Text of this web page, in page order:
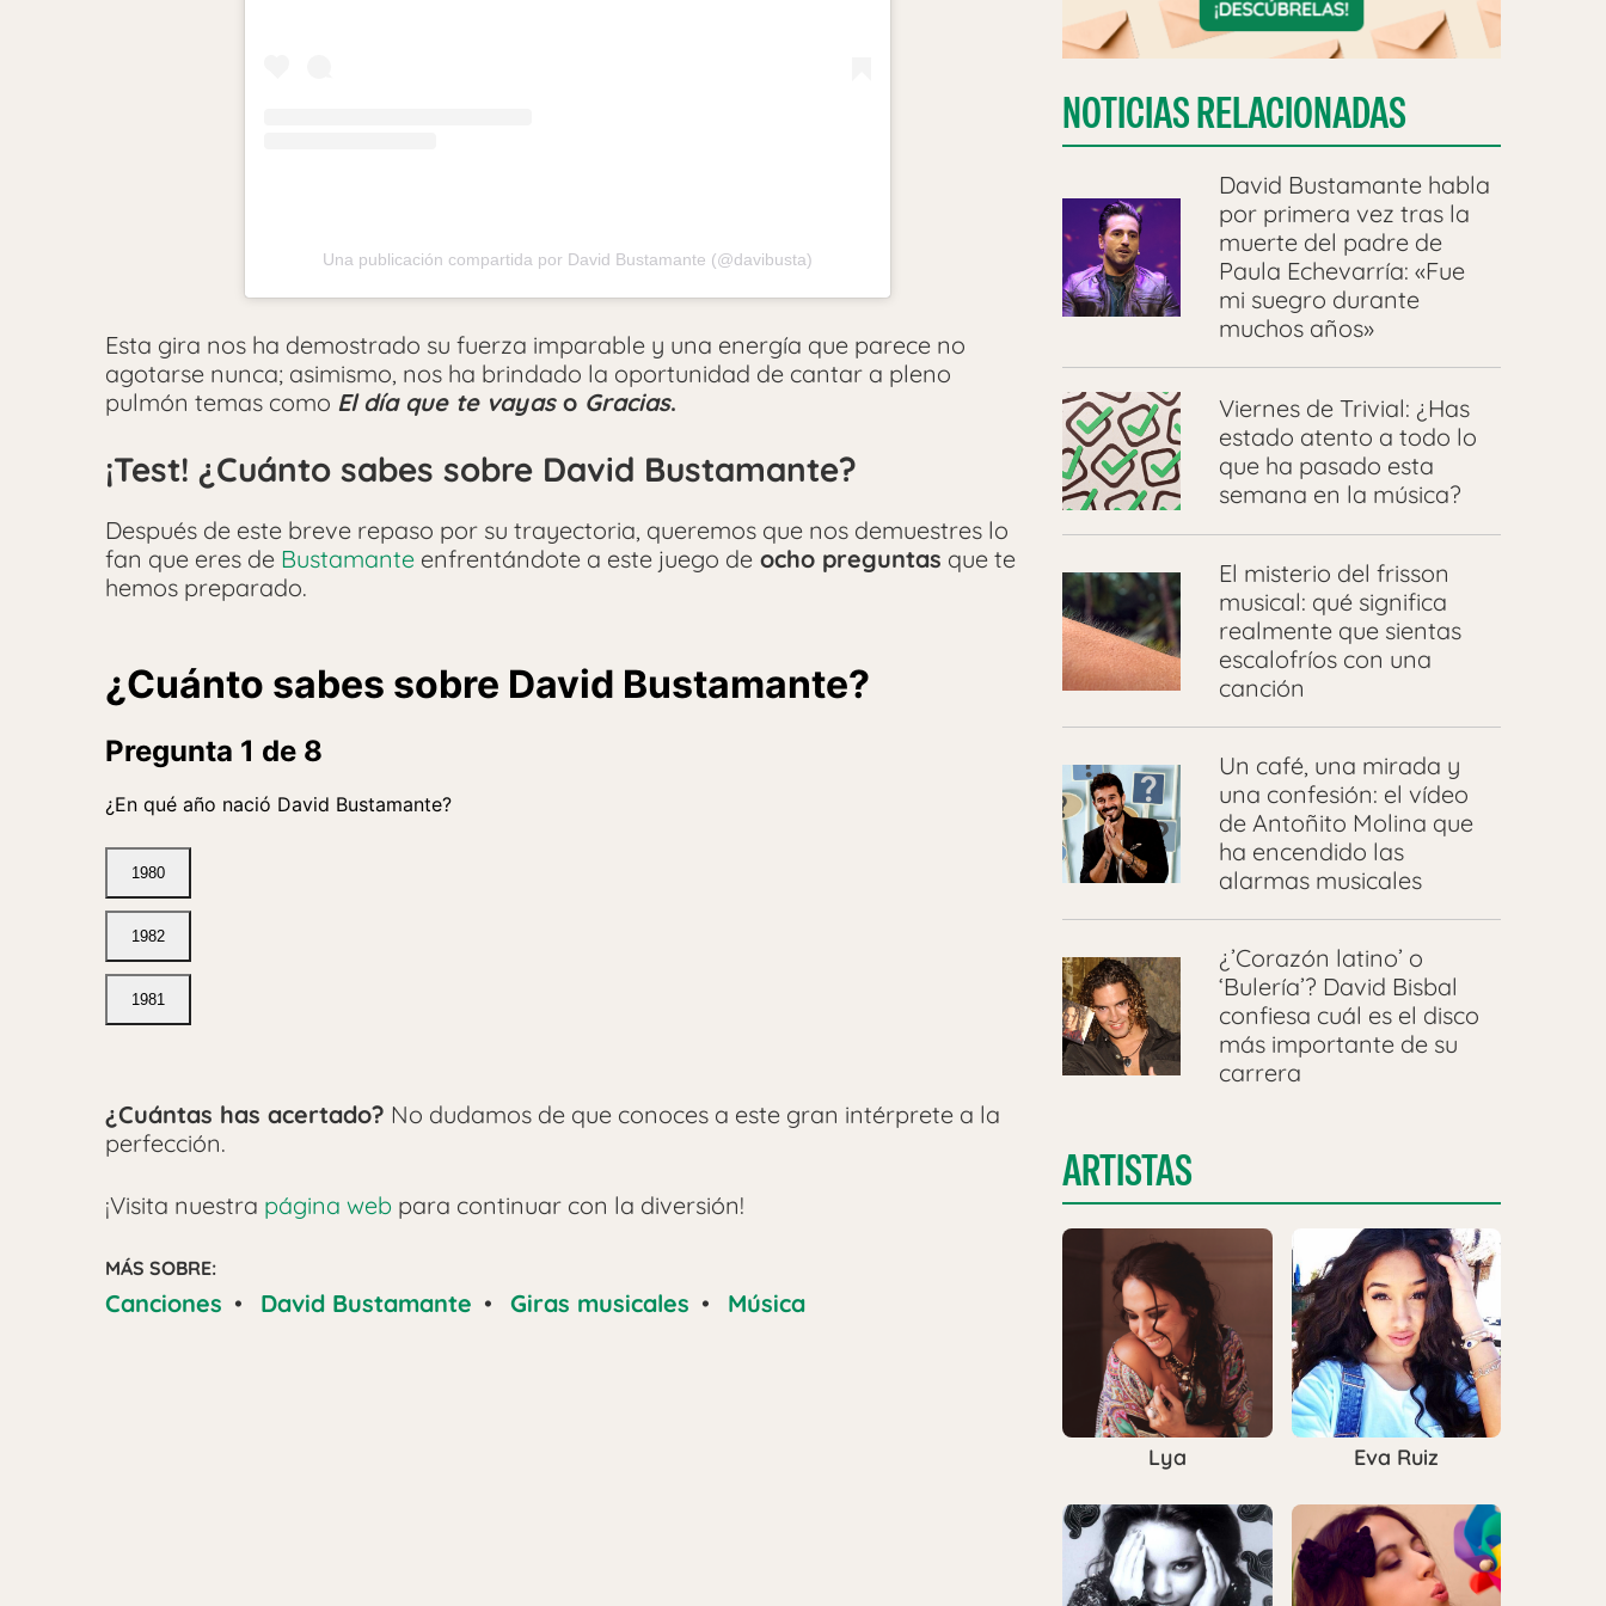
Una publicación compartida por David Bustamante (@davibusta)
Esta gira nos ha demostrado su fuerza imparable y una energía que parece no
agotarse nunca; asimismo, nos ha brindado la oportunidad de cantar a pleno
pulmón temas como El día que te vayaso Gracias.
¡Test! ¿Cuánto sabes sobre David Bustamante?
Después de este breve repaso por su trayectoria, queremos que nos demuestres lo
fan que eres de Bustamante enfrentándote a este juego de ocho preguntas que te
hemos preparado.
¿Cuántas has acertado? No dudamos de que conoces a este gran intérprete a la
perfección.
¡Visita nuestra página web para continuar con la diversión!
MÁS SOBRE:
Canciones • David Bustamante • Giras musicales • Música
NOTICIAS RELACIONADAS
David Bustamante habla
por primera vez tras la
muerte del padre de
Paula Echevarría: «Fue
mi suegro durante
muchos años»
Viernes de Trivial: ¿Has
estado atento a todo lo
que ha pasado esta
semana en la música?
El misterio del frisson
musical: qué significa
realmente que sientas
escalofríos con una
canción
Un café, una mirada y
una confesión: el vídeo
de Antoñito Molina que
ha encendido las
alarmas musicales
¿’Corazón latino’ o
‘Bulería’? David Bisbal
confiesa cuál es el disco
más importante de su
carrera
ARTISTAS
Lya Eva Ruiz